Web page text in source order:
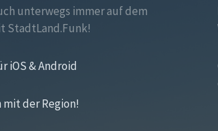
unterwegs immer auf dem
StadtLand.Funk!
iOS & Android
der Region!